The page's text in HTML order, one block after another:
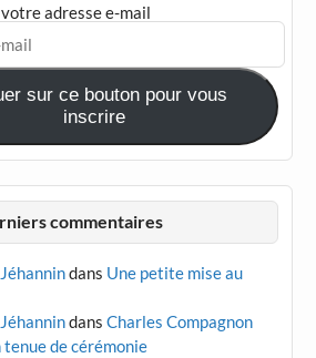
adresse e-mail
sur ce bouton pour vous
inscrire
commentaires
dans Une petite mise au
dans Charles Compagnon
tenue de cérémonie